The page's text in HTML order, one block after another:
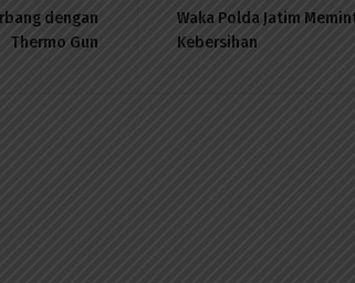
dengan
Thermo Gun
Waka Polda Jatim
Kebersihan